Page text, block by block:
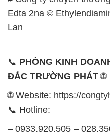
Edta 2na ©
Lan
📞 PHÒNG KINH
ĐẮC TRƯỜNG PHÁT🌐
🌐 Website: https://
📞 Hotline:
– 0933.920.505 –